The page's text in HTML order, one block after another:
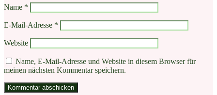
Name *
E-Mail-Adresse *
Website
Name, E-Mail-Adresse und Website in diesem Browser für
meinen nächsten Kommentar speichern.